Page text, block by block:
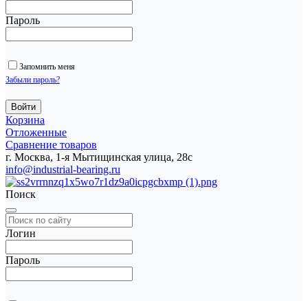
Пароль
Запомнить меня
Забыли пароль?
Корзина
Отложенные
Сравнение товаров
г. Москва, 1-я Мытищинская улица, 28с
info@industrial-bearing.ru
Поиск
Логин
Пароль